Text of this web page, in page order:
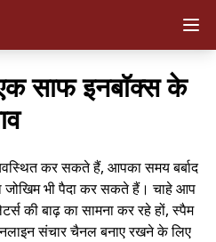
साफ इनबॉक्स के
कर सकते हैं, आपका समय बर्बाद
भी पैदा कर सकते हैं। चाहे आप
की बाढ़ का सामना कर रहे हों, स्पैम
संचार चैनल बनाए रखने के लिए